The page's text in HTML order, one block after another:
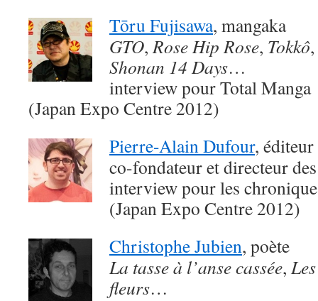
Tōru Fujisawa, mangaka
GTO,Rose Hip Rose, Tokkô,
Shonan 14 Days…
interview pour Total Manga
(Japan Expo Centre 2012)
Pierre-Alain Dufour, éditeur
co-fondateur et directeur
interview pour les
(Japan Expo Centre 2012)
Christophe Jubien, poète
La tasse à l’anse cassée,
fleurs…